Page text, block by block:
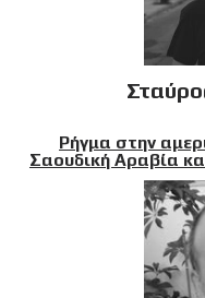
Ρήγμα στην
Σαουδική Αραβία